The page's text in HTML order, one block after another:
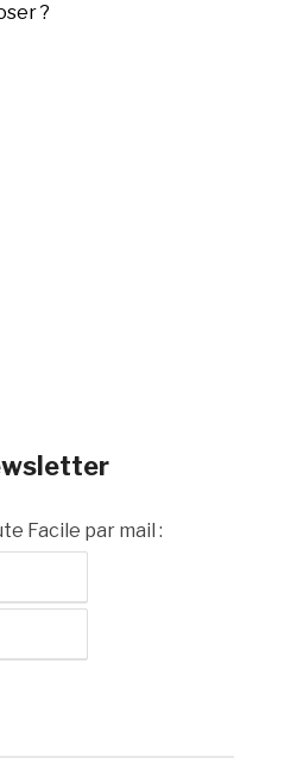
?
Facile par mail :